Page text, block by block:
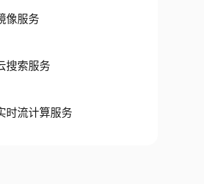
像服务
搜索服务
时流计算服务